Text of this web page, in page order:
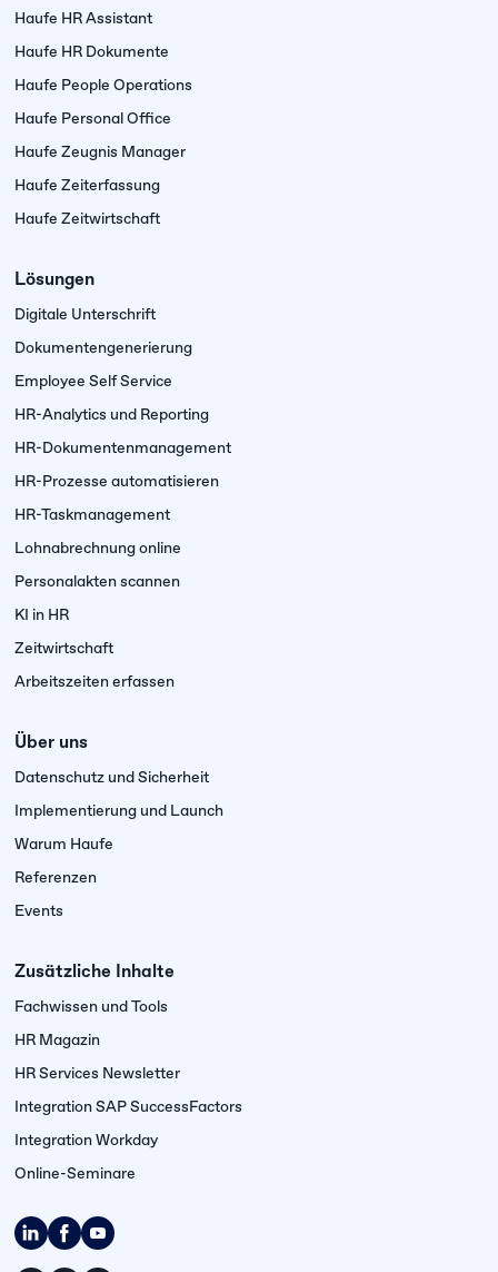
Haufe HR Assistant
Haufe HR Dokumente
Haufe People Operations
Haufe Personal Office
Haufe Zeugnis Manager
Haufe Zeiterfassung
Haufe Zeitwirtschaft
Lösungen
Digitale Unterschrift
Dokumenten­generierung
Employee Self Service
HR-Analytics und Reporting
HR-Dokumentenmanagement
HR-Prozesse automatisieren
HR-Taskmanagement
Lohnabrechnung online
Personalakten scannen
KI in HR
Zeitwirtschaft
Arbeitszeiten erfassen
Über uns
Datenschutz und Sicherheit
Implementierung und Launch
Warum Haufe
Referenzen
Events
Zusätzliche Inhalte
Fachwissen und Tools
HR Magazin
HR Services Newsletter
Integration SAP SuccessFactors
Integration Workday
Online-Seminare